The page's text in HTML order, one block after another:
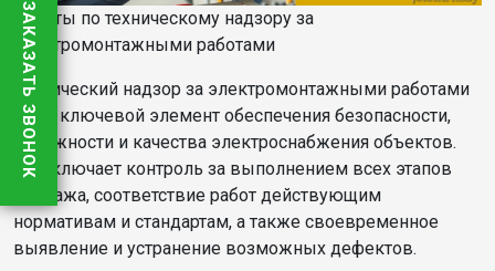
Работы по техническому надзору за
электромонтажными работами
Технический надзор за электромонтажными работами
– это ключевой элемент обеспечения безопасности,
надежности и качества электроснабжения объектов.
Он включает контроль за выполнением всех этапов
монтажа, соответствие работ действующим
нормативам и стандартам, а также своевременное
выявление и устранение возможных дефектов.
ЗАКАЗАТЬ ЗВОНОК